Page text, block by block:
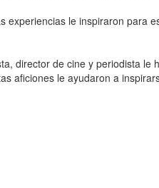
experiencias le inspiraron para
director de cine y periodista le
aficiones le ayudaron a